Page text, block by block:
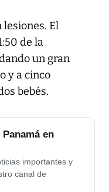
El
de la
un gran
y a cinco
bebés.
en
importantes y
canal de